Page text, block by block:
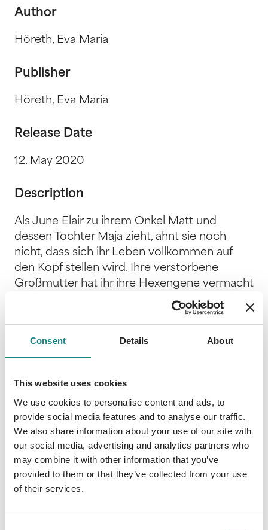
Consent Details About
This website uses cookies
We use cookies to personalise content and ads, to
provide social media features and to analyse our traffic.
We also share information about your use of our site with
our social media, advertising and analytics partners who
may combine it with other information that you’ve
provided to them or that they’ve collected from your use
of their services.
Author
Höreth, Eva Maria
Publisher
Höreth, Eva Maria
Release Date
12. May 2020
Description
Als June Elair zu ihrem Onkel Matt und
dessen Tochter Maja zieht, ahnt sie noch
nicht, dass sich ihr Leben vollkommen auf
den Kopf stellen wird. Ihre verstorbene
Großmutter hat ihr ihre Hexengene vermacht
und plötzlich kann sie fliegen, denn sie gehört
zum Clan der Lufthexen. Außerdem lernt
hinter jedem Rock her ist und auch bei June
versucht zu landen. Sowie seinen
schüchternen Zwillingsbruder Sam, der
Chance hat, June für sich zu gewinnen. So
steht June auf einmal nicht nur zwischen
zwei Männern, muss lernen das Fliegen unter
Kontrolle zu bekommen, bevor jemand
entdeckt, was sie ist, sondern gerät auch in
einen Krieg zwischen magischen Wesen von
wusste, dass sie existieren.